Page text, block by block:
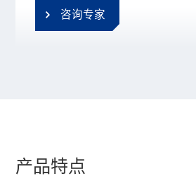
咨询专家
产品特点